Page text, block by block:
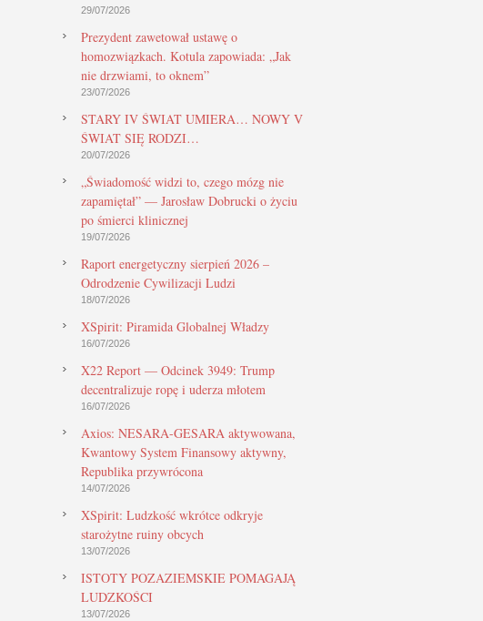
29/07/2026
Prezydent zawetował ustawę o
homozwiązkach. Kotula zapowiada: „Jak
nie drzwiami, to oknem”
23/07/2026
STARY IV ŚWIAT UMIERA… NOWY V
ŚWIAT SIĘ RODZI…
20/07/2026
„Świadomość widzi to, czego mózg nie
zapamiętał” — Jarosław Dobrucki o życiu
po śmierci klinicznej
19/07/2026
Raport energetyczny sierpień 2026 –
Odrodzenie Cywilizacji Ludzi
18/07/2026
XSpirit: Piramida Globalnej Władzy
16/07/2026
X22 Report — Odcinek 3949: Trump
decentralizuje ropę i uderza młotem
16/07/2026
Axios: NESARA-GESARA aktywowana,
Kwantowy System Finansowy aktywny,
Republika przywrócona
14/07/2026
XSpirit: Ludzkość wkrótce odkryje
starożytne ruiny obcych
13/07/2026
ISTOTY POZAZIEMSKIE POMAGAJĄ
LUDZKOŚCI
13/07/2026